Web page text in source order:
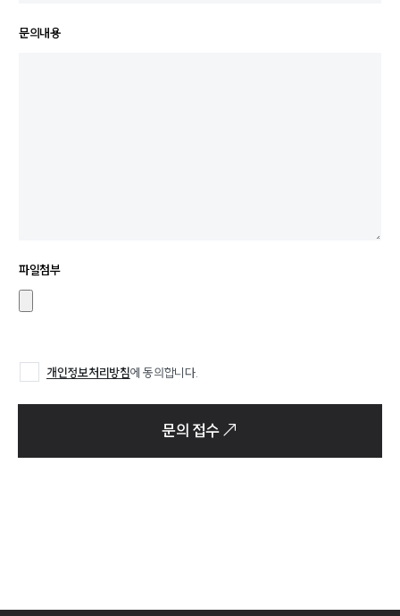
문의내용
파일첨부
개인정보처리방침에 동의합니다.
문의 접수